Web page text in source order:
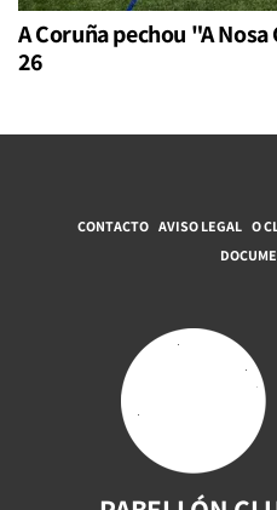
A Coruña pechou "A
26
CONTACTO AVISO LEGAL O